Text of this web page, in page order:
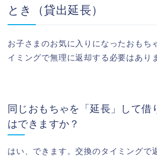
とき（貸出延長）
お子さまのお気に入りになったおもち
イミングで無理に返却する必要はあり
同じおもちゃを「延長」して借
はできますか？
はい、できます。交換のタイミングで